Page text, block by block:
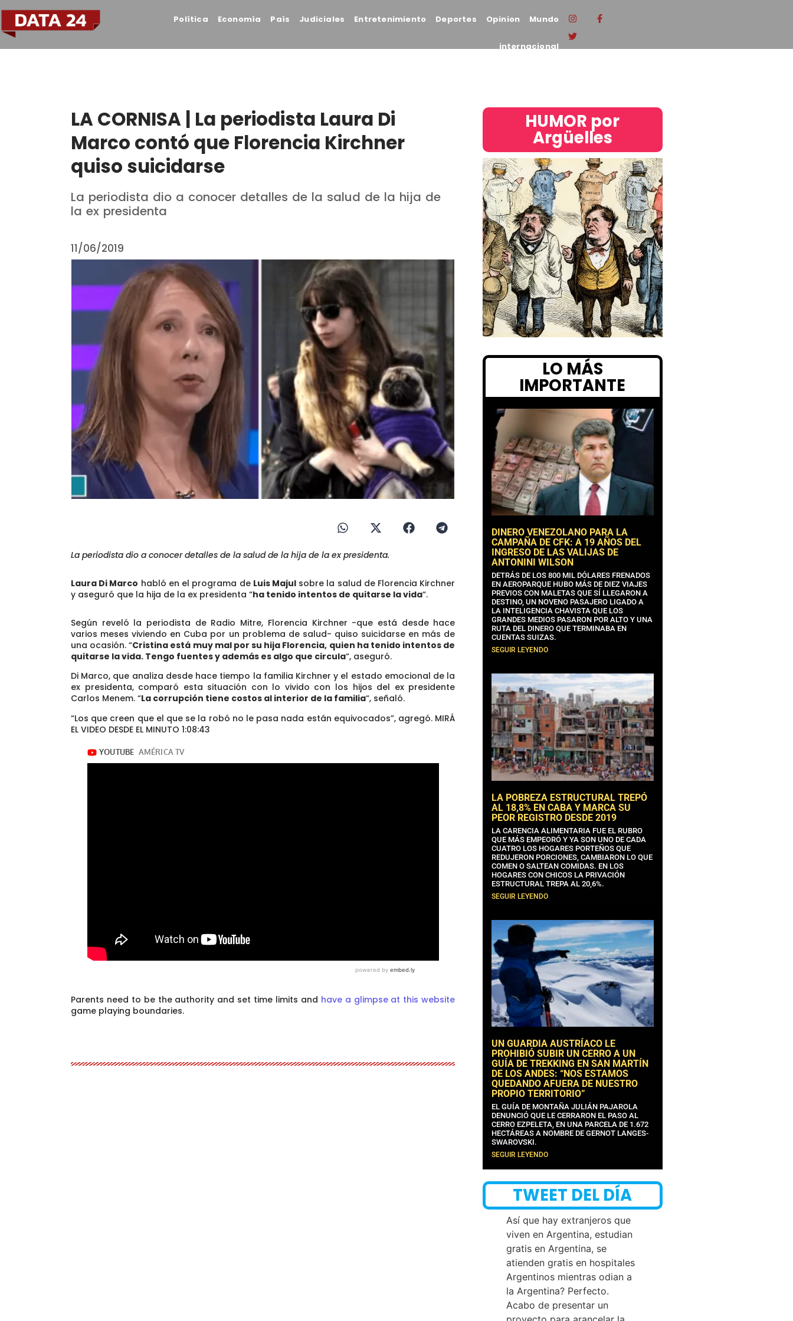
Política Economía País Judiciales Entretenimiento Deportes Opinion Mundo
internacional
LA CORNISA | La periodista Laura Di
Marco contó que Florencia Kirchner
quiso suicidarse
La periodista dio a conocer detalles de la salud de la hija de
la ex presidenta
11/06/2019
La periodista dio a conocer detalles de la salud de la hija de la ex presidenta.
Laura Di Marco habló en el programa de Luis Majulsobre la salud de Florencia Kirchner
y aseguró que la hija de la ex presidenta “ha tenido intentos de quitarse la vida“.
Según reveló la periodista de Radio Mitre, Florencia Kirchner -que está desde hace
varios meses viviendo en Cuba por un problema de salud- quiso suicidarse en más de
una ocasión. “Cristina está muy mal por su hija Florencia, quien ha tenido intentos de
quitarse la vida. Tengo fuentes y además es algo que circula“, aseguró.
Di Marco, que analiza desde hace tiempo la familia Kirchner y el estado emocional de la
ex presidenta, comparó esta situación con lo vivido con los hijos del ex presidente
Carlos Menem. “La corrupción tiene costos al interior de la familia“, señaló.
“Los que creen que el que se la robó no le pasa nada están equivocados”, agregó. MIRÁ
EL VIDEO DESDE EL MINUTO 1:08:43
Parents need to be the authority and set time limits and have a glimpse at this website
game playing boundaries.
HUMOR por
Argüelles​
LO MÁS
IMPORTANTE
DINERO VENEZOLANO PARA LA
CAMPAÑA DE CFK: A 19 AÑOS DEL
INGRESO DE LAS VALIJAS DE
ANTONINI WILSON
DETRÁS DE LOS 800 MIL DÓLARES FRENADOS
EN AEROPARQUE HUBO MÁS DE DIEZ VIAJES
PREVIOS CON MALETAS QUE SÍ LLEGARON A
DESTINO, UN NOVENO PASAJERO LIGADO A
LA INTELIGENCIA CHAVISTA QUE LOS
GRANDES MEDIOS PASARON POR ALTO Y UNA
RUTA DEL DINERO QUE TERMINABA EN
CUENTAS SUIZAS.
SEGUIR LEYENDO
LA POBREZA ESTRUCTURAL TREPÓ
AL 18,8% EN CABA Y MARCA SU
PEOR REGISTRO DESDE 2019
LA CARENCIA ALIMENTARIA FUE EL RUBRO
QUE MÁS EMPEORÓ Y YA SON UNO DE CADA
CUATRO LOS HOGARES PORTEÑOS QUE
REDUJERON PORCIONES, CAMBIARON LO QUE
COMEN O SALTEAN COMIDAS. EN LOS
HOGARES CON CHICOS LA PRIVACIÓN
ESTRUCTURAL TREPA AL 20,6%.
SEGUIR LEYENDO
UN GUARDIA AUSTRÍACO LE
PROHIBIÓ SUBIR UN CERRO A UN
GUÍA DE TREKKING EN SAN MARTÍN
DE LOS ANDES: “NOS ESTAMOS
QUEDANDO AFUERA DE NUESTRO
PROPIO TERRITORIO”
EL GUÍA DE MONTAÑA JULIÁN PAJAROLA
DENUNCIÓ QUE LE CERRARON EL PASO AL
CERRO EZPELETA, EN UNA PARCELA DE 1.672
HECTÁREAS A NOMBRE DE GERNOT LANGES-
SWAROVSKI.
SEGUIR LEYENDO
TWEET DEL DÍA
Así que hay extranjeros que
viven en Argentina, estudian
gratis en Argentina, se
atienden gratis en hospitales
Argentinos mientras odian a
la Argentina? Perfecto.
Acabo de presentar un